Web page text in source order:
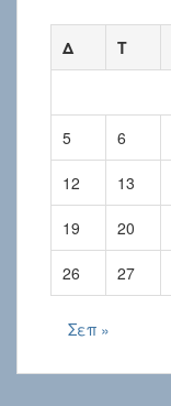
Δ
Τ
5 6
12 13
19 20
26 27
Σεπ »